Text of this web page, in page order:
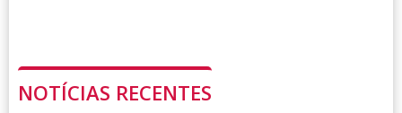
NOTÍCIAS RECENTES